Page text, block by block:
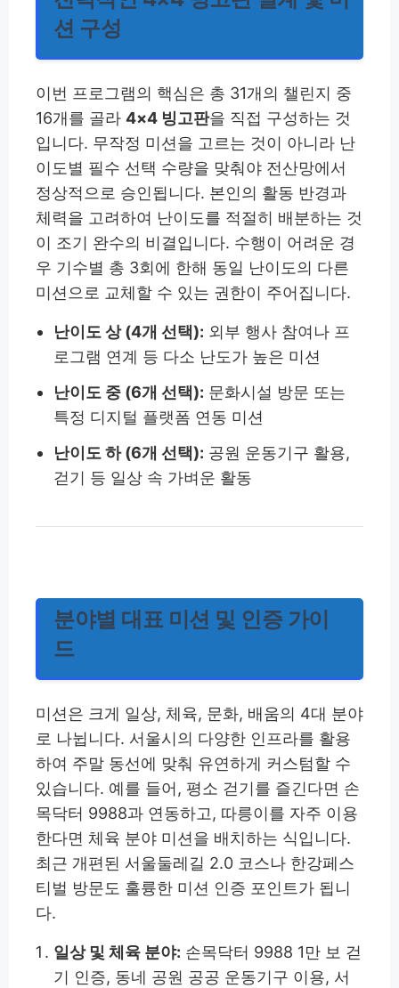
션 구성
이번 프로그램의 핵심은 총 31개의 챌린지 중
16개를 골라 4×4 빙고판을 직접 구성하는 것
입니다. 무작정 미션을 고르는 것이 아니라 난
이도별 필수 선택 수량을 맞춰야 전산망에서
정상적으로 승인됩니다. 본인의 활동 반경과
체력을 고려하여 난이도를 적절히 배분하는 것
이 조기 완수의 비결입니다. 수행이 어려운 경
우 기수별 총 3회에 한해 동일 난이도의 다른
미션으로 교체할 수 있는 권한이 주어집니다.
난이도 상 (4개 선택): 외부 행사 참여나 프
로그램 연계 등 다소 난도가 높은 미션
난이도 중 (6개 선택): 문화시설 방문 또는
특정 디지털 플랫폼 연동 미션
난이도 하 (6개 선택): 공원 운동기구 활용,
걷기 등 일상 속 가벼운 활동
분야별 대표 미션 및 인증 가이
드
미션은 크게 일상, 체육, 문화, 배움의 4대 분야
로 나뉩니다. 서울시의 다양한 인프라를 활용
하여 주말 동선에 맞춰 유연하게 커스텀할 수
있습니다. 예를 들어, 평소 걷기를 즐긴다면 손
목닥터 9988과 연동하고, 따릉이를 자주 이용
한다면 체육 분야 미션을 배치하는 식입니다.
최근 개편된 서울둘레길 2.0 코스나 한강페스
티벌 방문도 훌륭한 미션 인증 포인트가 됩니
다.
일상 및 체육 분야: 손목닥터 9988 1만 보 걷
기 인증, 동네 공원 공공 운동기구 이용, 서